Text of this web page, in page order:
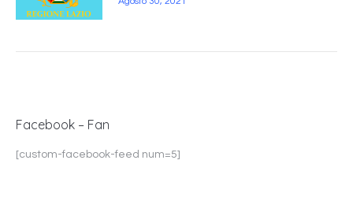
Facebook – Fan
[custom-facebook-feed num=5]